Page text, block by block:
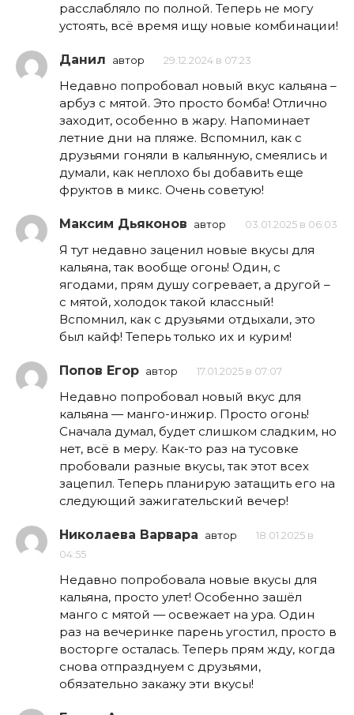
расслабляло по полной. Теперь не могу
устоять, всё время ищу новые комбинации!
Данил автор 29.12.2024 в 07:23
Недавно попробовал новый вкус кальяна –
арбуз с мятой. Это просто бомба! Отлично
заходит, особенно в жару. Напоминает
летние дни на пляже. Вспомнил, как с
друзьями гоняли в кальянную, смеялись и
думали, как неплохо бы добавить еще
фруктов в микс. Очень советую!
Максим Дьяконов автор 03.01.2025 в 06:03
Я тут недавно заценил новые вкусы для
кальяна, так вообще огонь! Один, с
ягодами, прям душу согревает, а другой –
с мятой, холодок такой классный!
Вспомнил, как с друзьями отдыхали, это
был кайф! Теперь только их и курим!
Попов Егор автор 17.01.2025 в 07:07
Недавно попробовал новый вкус для
кальяна — манго-инжир. Просто огонь!
Сначала думал, будет слишком сладким, но
нет, всё в меру. Как-то раз на тусовке
пробовали разные вкусы, так этот всех
зацепил. Теперь планирую затащить его на
следующий зажигательский вечер!
Николаева Варвара автор
18.01.2025 в
04:55
Недавно попробовала новые вкусы для
кальяна, просто улет! Особенно зашёл
манго с мятой — освежает на ура. Один
раз на вечеринке парень угостил, просто в
восторге осталась. Теперь прям жду, когда
снова отпразднуем с друзьями,
обязательно закажу эти вкусы!